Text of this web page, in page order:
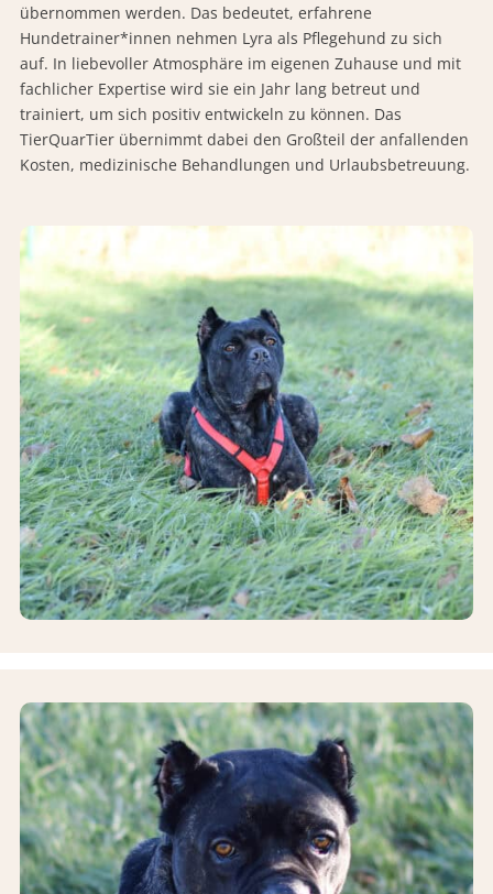
übernommen werden. Das bedeutet, erfahrene
Hundetrainer*innen nehmen Lyra als Pflegehund zu sich
auf. In liebevoller Atmosphäre im eigenen Zuhause und mit
fachlicher Expertise wird sie ein Jahr lang betreut und
trainiert, um sich positiv entwickeln zu können. Das
TierQuarTier übernimmt dabei den Großteil der anfallenden
Kosten, medizinische Behandlungen und Urlaubsbetreuung.